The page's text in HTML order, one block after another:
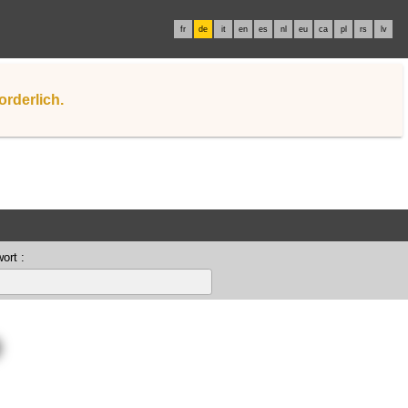
fr de it en es nl eu ca pl rs lv
: